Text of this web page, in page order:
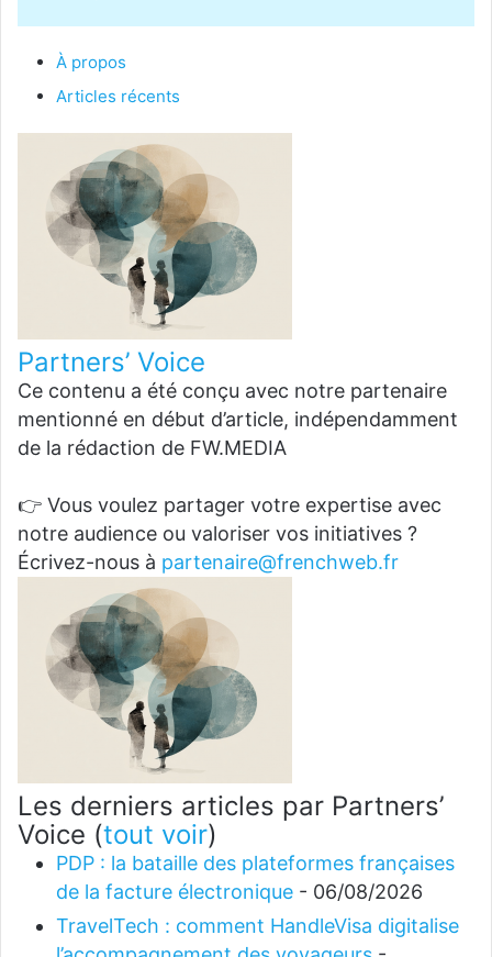
À propos
Articles récents
Partners’ Voice
Ce contenu a été conçu avec notre partenaire
mentionné en début d’article, indépendamment
de la rédaction de FW.MEDIA
👉 Vous voulez partager votre expertise avec
notre audience ou valoriser vos initiatives ?
Écrivez-nous à partenaire@frenchweb.fr
Les derniers articles par Partners’
Voice (tout voir)
PDP : la bataille des plateformes françaises
de la facture électronique - 06/08/2026
TravelTech : comment HandleVisa digitalise